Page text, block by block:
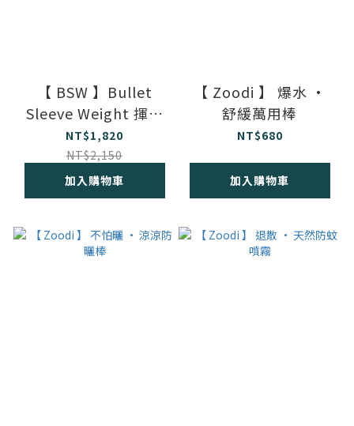
【 BSW 】Bullet
Sleeve Weight 揮速
訓練器- SuperHeavy
& MaxHeavy配重塊組
NT$1,820
NT$2,150
加入購物車
【 Zoodi 】 爆水 •
舒緩萬用棒
NT$680
加入購物車